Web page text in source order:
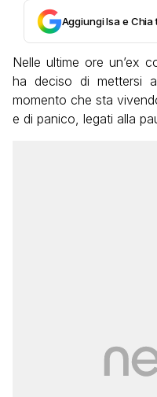
Aggiungi Isa e
Nelle ultime ore un’ex
ha deciso di mettersi
momento che sta
e di panico, legati alla